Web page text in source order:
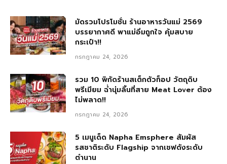
มัดรวมโปรโมชั่น ร้านอาหารวันแม่ 2569
บรรยากาศดี พาแม่อิ่มถูกใจ คุ้มสบาย
กระเป๋า!!
กรกฎาคม 24, 2026
รวม 10 พิกัดร้านสเต็กตัวท็อป วัตถุดิบ
พรีเมียม ฉ่ำนุ่มลิ้นที่สาย Meat Lover ต้อง
ไม่พลาด!!
กรกฎาคม 24, 2026
5 เมนูเด็ด Napha Emsphere สัมผัส
รสชาติระดับ Flagship จากเชฟดังระดับ
ตำนาน